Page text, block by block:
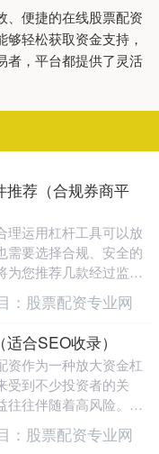
、便捷的在线股票配资
轻松获取资金支持，
者，平台都提供了灵活
推荐（合规券商平
理运用杠杆工具可以放
需要选择合规、安全的
为您推荐几款经过监管
件正规配资平台，帮
....
： 股票配资专业网
合SEO收录）
资作为一种放大资金杠
受到不少投资者的关
往往伴随着高风险。本
合SEO收录的配资策略
....
： 股票配资专业网